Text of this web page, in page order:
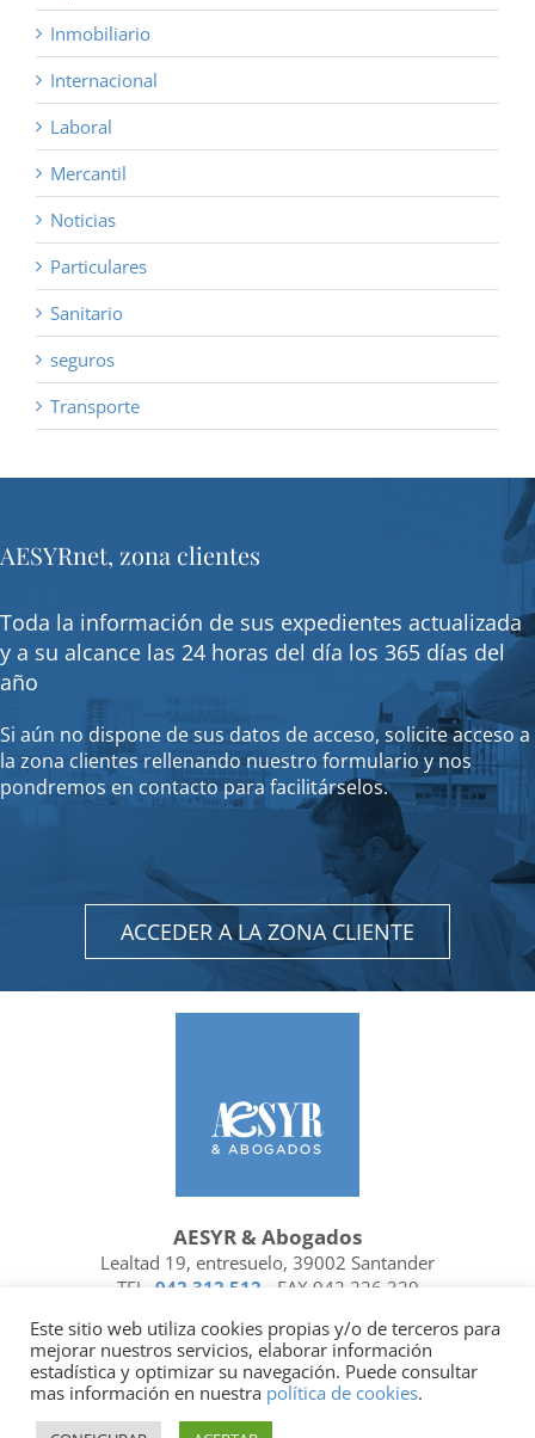
Inmobiliario
Internacional
Laboral
Mercantil
Noticias
Particulares
Sanitario
seguros
Transporte
AESYRnet, zona clientes
Toda la información de sus expedientes actualizada
y a su alcance las 24 horas del día los 365 días del
año
Si aún no dispone de sus datos de acceso, solicite acceso a
la zona clientes rellenando nuestro formulario y nos
pondremos en contacto para facilitárselos.
ACCEDER A LA ZONA CLIENTE
AESYR & Abogados
Lealtad 19, entresuelo, 39002 Santander
TEL. 942 312 512 - FAX 942 226 329
FacebookLinkedin
Socio de | Miembro de
Este sitio web utiliza cookies propias y/o de terceros para
mejorar nuestros servicios, elaborar información
estadística y optimizar su navegación. Puede consultar
mas información en nuestra política de cookies.